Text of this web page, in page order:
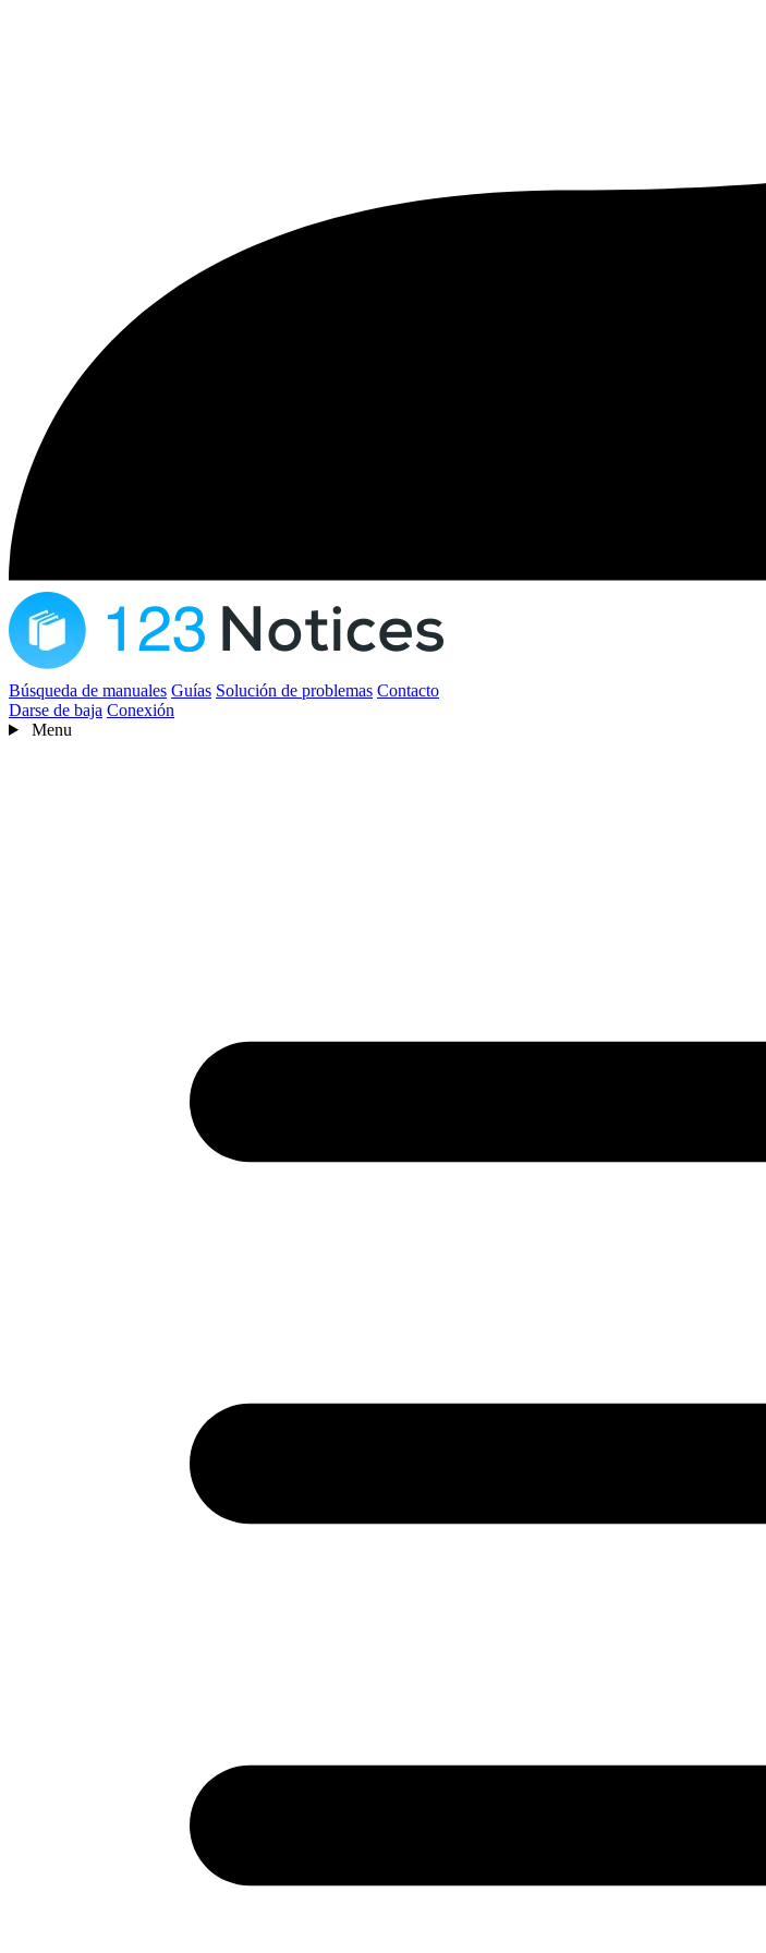
Búsqueda de manuales Guías Solución de problemas Contacto
Darse de baja Conexión
Menu